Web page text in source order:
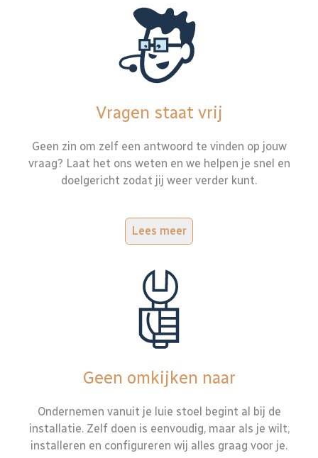
Vragen staat vrij
Geen zin om zelf een antwoord te vinden op jouw
vraag? Laat het ons weten en we helpen je snel en
doelgericht zodat jij weer verder kunt.
Lees meer
Geen omkijken naar
Ondernemen vanuit je luie stoel begint al bij de
installatie. Zelf doen is eenvoudig, maar als je wilt,
installeren en configureren wij alles graag voor je.